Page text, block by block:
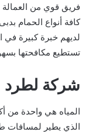
فريق قوي من العمالة
كافة أنواع الحمام
لديهم خبرة كبيرة في
تستطيع مكافحتها
شركة لطرد
المياه هي واحدة من
الذي يطير لمسافات